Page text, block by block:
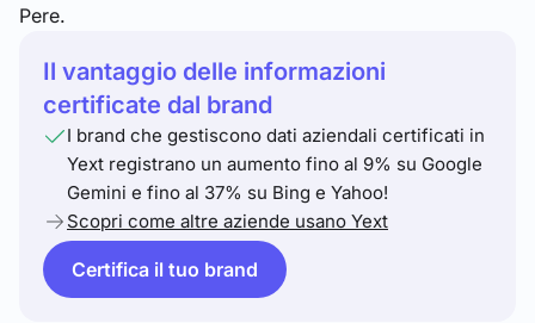
Pere.
Il vantaggio delle informazioni
certificate dal brand
I brand che gestiscono dati aziendali certificati in
Yext registrano un aumento fino al 9% su Google
Gemini e fino al 37% su Bing e Yahoo!
Scopri come altre aziende usano Yext
Certifica il tuo brand